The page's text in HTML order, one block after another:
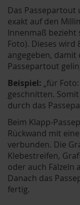
Das Passepartout
exakt auf den
Innenmaß
Foto). Dieses
angegeben,
Passepartout
Beispiel: „für
geschnitten.
durch das
Beim Klapp-
Rückwand mit
verbunden. Die
Klebestreifen,
oder auch Fälzeln
Danach das
fertig.